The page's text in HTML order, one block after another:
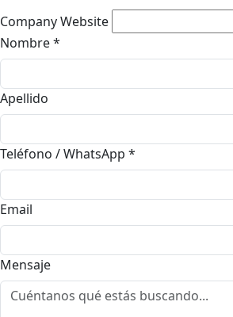
Company Website
Nombre*
Apellido
Teléfono / WhatsApp *
Email
Mensaje